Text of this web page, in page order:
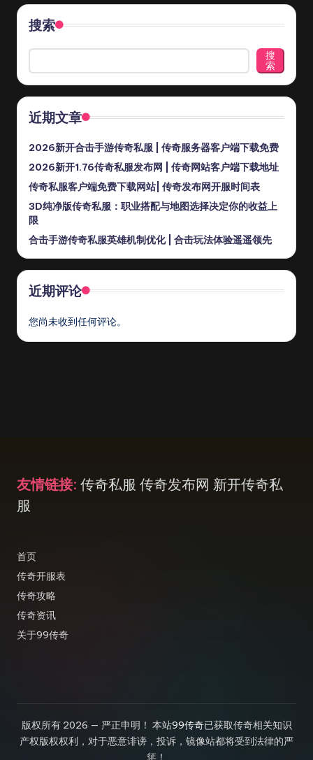
搜索
搜
索
近期文章
2026新开合击手游传奇私服 | 传奇服务器客户端下载免费
2026新开1.76传奇私服发布网 | 传奇网站客户端下载地址
传奇私服客户端免费下载网站| 传奇发布网开服时间表
3D纯净版传奇私服：职业搭配与地图选择决定你的收益上
限
合击手游传奇私服英雄机制优化 | 合击玩法体验遥遥领先
近期评论
您尚未收到任何评论。
友情链接: 传奇私服 传奇发布网 新开传奇私
服
首页
传奇开服表
传奇攻略
传奇资讯
关于99传奇
版权所有 2026 — 严正申明！ 本站99传奇已获取传奇相关知识
产权版权权利，对于恶意诽谤，投诉，镜像站都将受到法律的严
惩！